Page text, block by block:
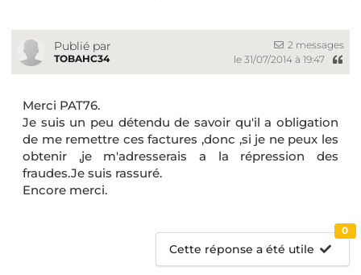
Publié par
TOBAHC34
2 messages
le 31/07/2014 à 19:47
Merci PAT76.
Je suis un peu détendu de savoir qu'il a obligation
de me remettre ces factures ,donc ,si je ne peux les
obtenir ,je m'adresserais a la répression des
fraudes.Je suis rassuré.
Encore merci.
Cette réponse a été utile
0